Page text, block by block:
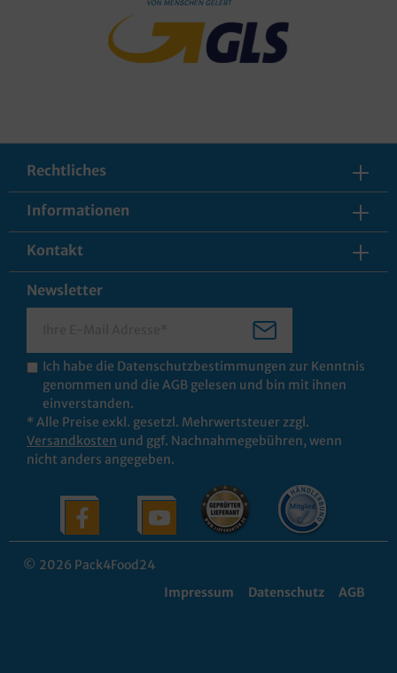
Rechtliches
Informationen
Kontakt
Newsletter
Ich habe die Datenschutzbestimmungen zur Kenntnis
genommen und die AGB gelesen und bin mit ihnen
einverstanden.
* Alle Preise exkl. gesetzl. Mehrwertsteuer zzgl.
Versandkosten und ggf. Nachnahmegebühren, wenn
nicht anders angegeben.
© 2026 Pack4Food24
Impressum
Datenschutz AGB